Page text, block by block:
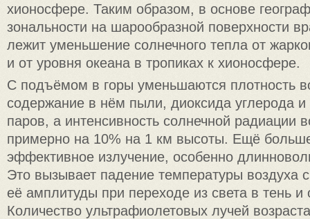
хионосфере. Таким образом, в основе
зональности на шарообразной поверхности
лежит уменьшение солнечного тепла от
и от уровня океана в тропиках к хионосфере.
С подъёмом в горы уменьшаются плотность
содержание в нём пыли, диоксида углерода
паров, а интенсивность солнечной радиации
примерно на 10% на 1 км высоты. Ещё
эффективное излучение, особенно
Это вызывает падение температуры воздуха
её амплитуды при переходе из света в тень и
Количество ультрафиолетовых лучей